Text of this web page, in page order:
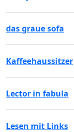
das graue sofa
Kaffeehaussitzer
Lector in fabula
Lesen mit Links